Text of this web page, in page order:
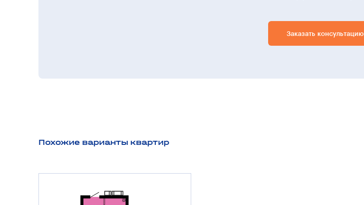
Заказать консультацию
Похожие варианты квартир